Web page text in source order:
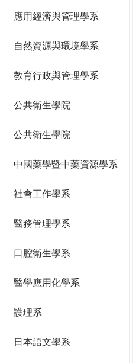
應用經濟與管理學系
自然資源與環境學系
教育行政與管理學系
公共衛生學院
公共衛生學院
中國藥學暨中藥資源學系
社會工作學系
醫務管理學系
口腔衛生學系
醫學應用化學系
護理系
日本語文學系